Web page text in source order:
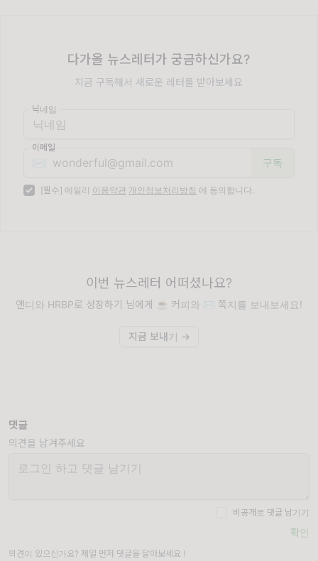
다가올 뉴스레터가 궁금하신가요?
지금 구독해서 새로운 레터를 받아보세요
닉네임
이메일
✉️
[필수] 메일리 이용약관 개인정보처리방침 에 동의합니다.
이번 뉴스레터 어떠셨나요?
앤디와 HRBP로 성장하기 님에게 ☕️ 커피와 ✉️ 쪽지를 보내보세요!
지금 보내기 →
댓글
의견을 남겨주세요
비공개로 댓글 남기기
확인
의견이 있으신가요? 제일 먼저 댓글을 달아보세요 !